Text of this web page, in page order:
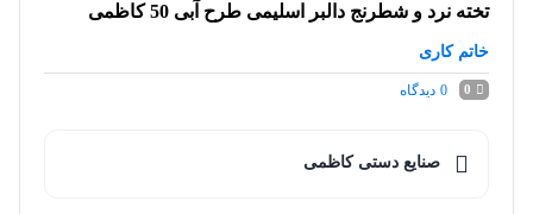
تخته نرد و شطرنج دالبر اسلیمی طرح آبی 50 کاظمی
خاتم کاری
0
0 دیدگاه
صنایع دستی کاظمی